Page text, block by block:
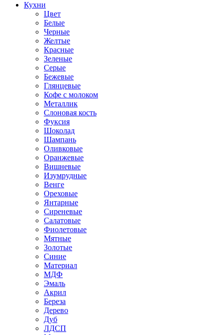
Кухни
Цвет
Белые
Черные
Желтые
Красные
Зеленые
Серые
Бежевые
Глянцевые
Кофе с молоком
Металлик
Слоновая кость
Фуксия
Шоколад
Шампань
Оливковые
Оранжевые
Вишневые
Изумрудные
Венге
Ореховые
Янтарные
Сиреневые
Салатовые
Фиолетовые
Мятные
Золотые
Синие
Материал
МДФ
Эмаль
Акрил
Береза
Дерево
Дуб
ЛДСП